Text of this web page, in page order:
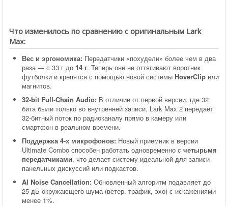
Что изменилось по сравнению с оригинальным Lark
Max:
Вес и эргономика: Передатчики «похудели» более чем в два
раза — с 33 г до 14 г. Теперь они не оттягивают воротник
футболки и крепятся с помощью новой системы HoverClip или
магнитов.
32-bit Full-Chain Audio: В отличие от первой версии, где 32
бита были только во внутренней записи, Lark Max 2 передает
32-битный поток по радиоканалу прямо в камеру или
смартфон в реальном времени.
Поддержка 4-х микрофонов: Новый приемник в версии
Ultimate Combo способен работать одновременно с четырьмя
передатчиками, что делает систему идеальной для записи
панельных дискуссий или подкастов.
AI Noise Cancellation: Обновленный алгоритм подавляет до
25 дБ окружающего шума (ветер, трафик, эхо) с искажениями
менее 1%.